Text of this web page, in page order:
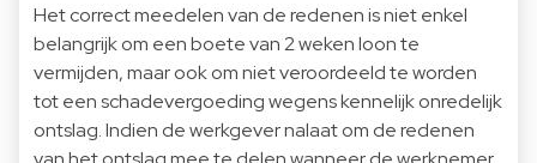
Het correct meedelen van de redenen is niet enkel
belangrijk om een boete van 2 weken loon te
vermijden, maar ook om niet veroordeeld te worden
tot een schadevergoeding wegens kennelijk onredelijk
ontslag. Indien de werkgever nalaat om de redenen